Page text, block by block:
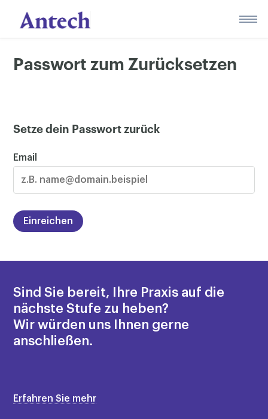
content
Passwort zum Zurücksetzen
Setze dein Passwort zurück
Email
Einreichen
Sind Sie bereit, Ihre Praxis auf die
nächste Stufe zu heben?
Wir würden uns Ihnen gerne
anschließen.
Erfahren Sie mehr